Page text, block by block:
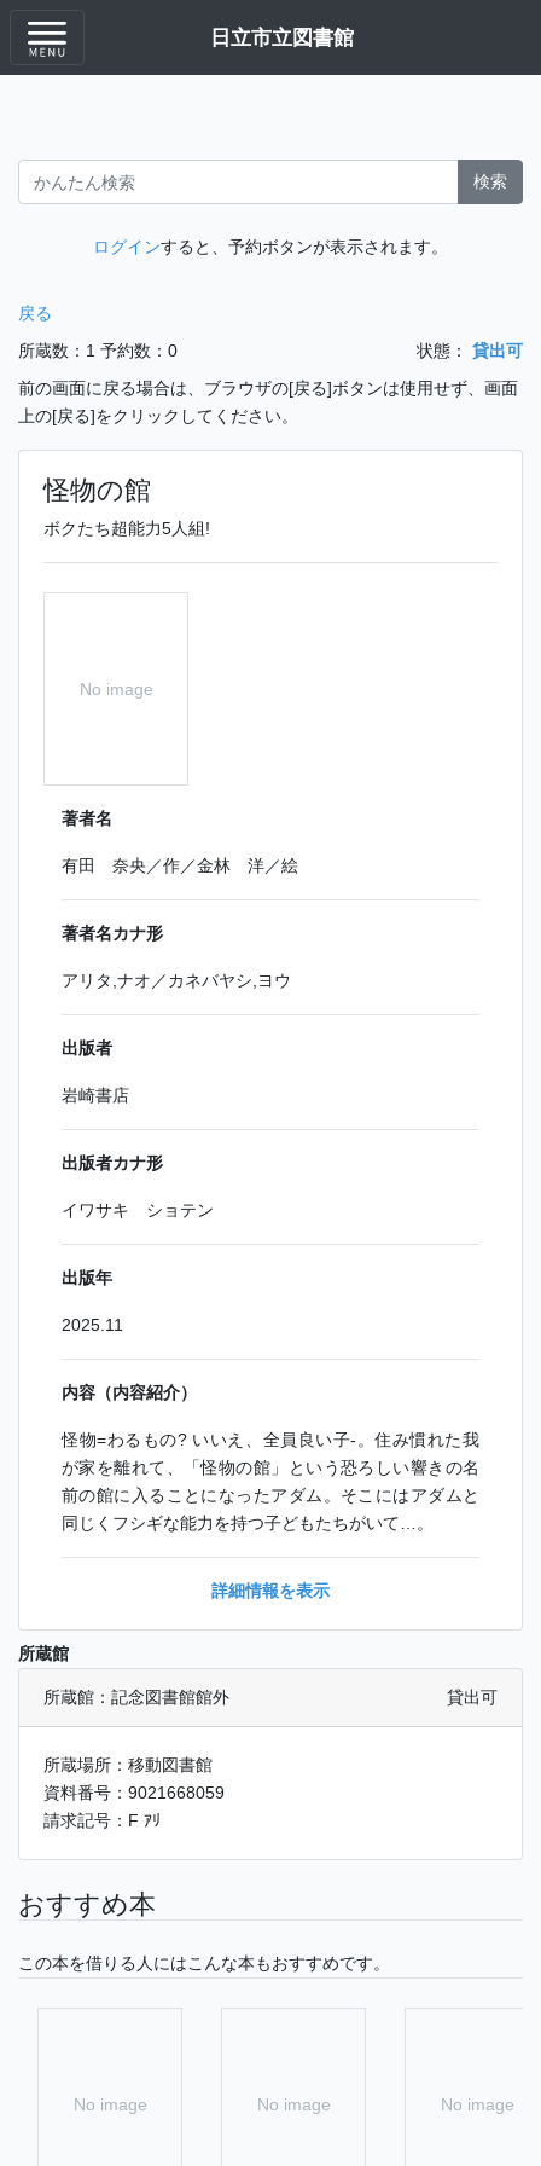
日立市立図書館
検索
ログインすると、予約ボタンが表示されます。
戻る
所蔵数：1 予約数：0 状態：
貸出可
前の画面に戻る場合は、ブラウザの[戻る]ボタンは使用せず、画面
上の[戻る]をクリックしてください。
怪物の館
ボクたち超能力5人組!
No image
著者名
有田 奈央／作／金林 洋／絵
著者名カナ形
アリタ,ナオ／カネバヤシ,ヨウ
出版者
岩崎書店
出版者カナ形
イワサキ ショテン
出版年
2025.11
内容（内容紹介）
怪物=わるもの? いいえ、全員良い子-。住み慣れた我
が家を離れて、「怪物の館」という恐ろしい響きの名
前の館に入ることになったアダム。そこにはアダムと
同じくフシギな能力を持つ子どもたちがいて…。
詳細情報を表示
所蔵館
所蔵館：記念図書館館外 貸出可
所蔵場所：移動図書館
資料番号：9021668059
請求記号：F ｱﾘ
おすすめ本
この本を借りる人にはこんな本もおすすめです。
No image No image No image